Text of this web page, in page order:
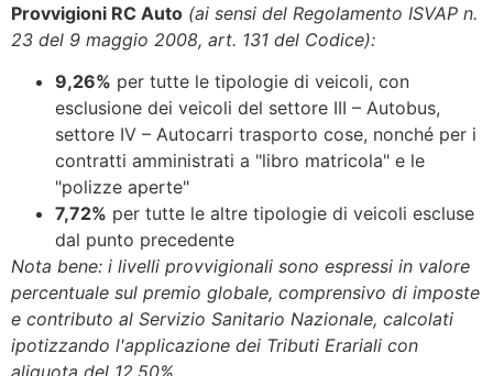
Provvigioni RC Auto (ai sensi del Regolamento ISVAP n.
23 del 9 maggio 2008, art. 131 del Codice):
9,26% per tutte le tipologie di veicoli, con
esclusione dei veicoli del settore III – Autobus,
settore IV – Autocarri trasporto cose, nonché per i
contratti amministrati a "libro matricola" e le
"polizze aperte"
7,72% per tutte le altre tipologie di veicoli escluse
dal punto precedente
Nota bene: i livelli provvigionali sono espressi in valore
percentuale sul premio globale, comprensivo di imposte
e contributo al Servizio Sanitario Nazionale, calcolati
ipotizzando l'applicazione dei Tributi Erariali con